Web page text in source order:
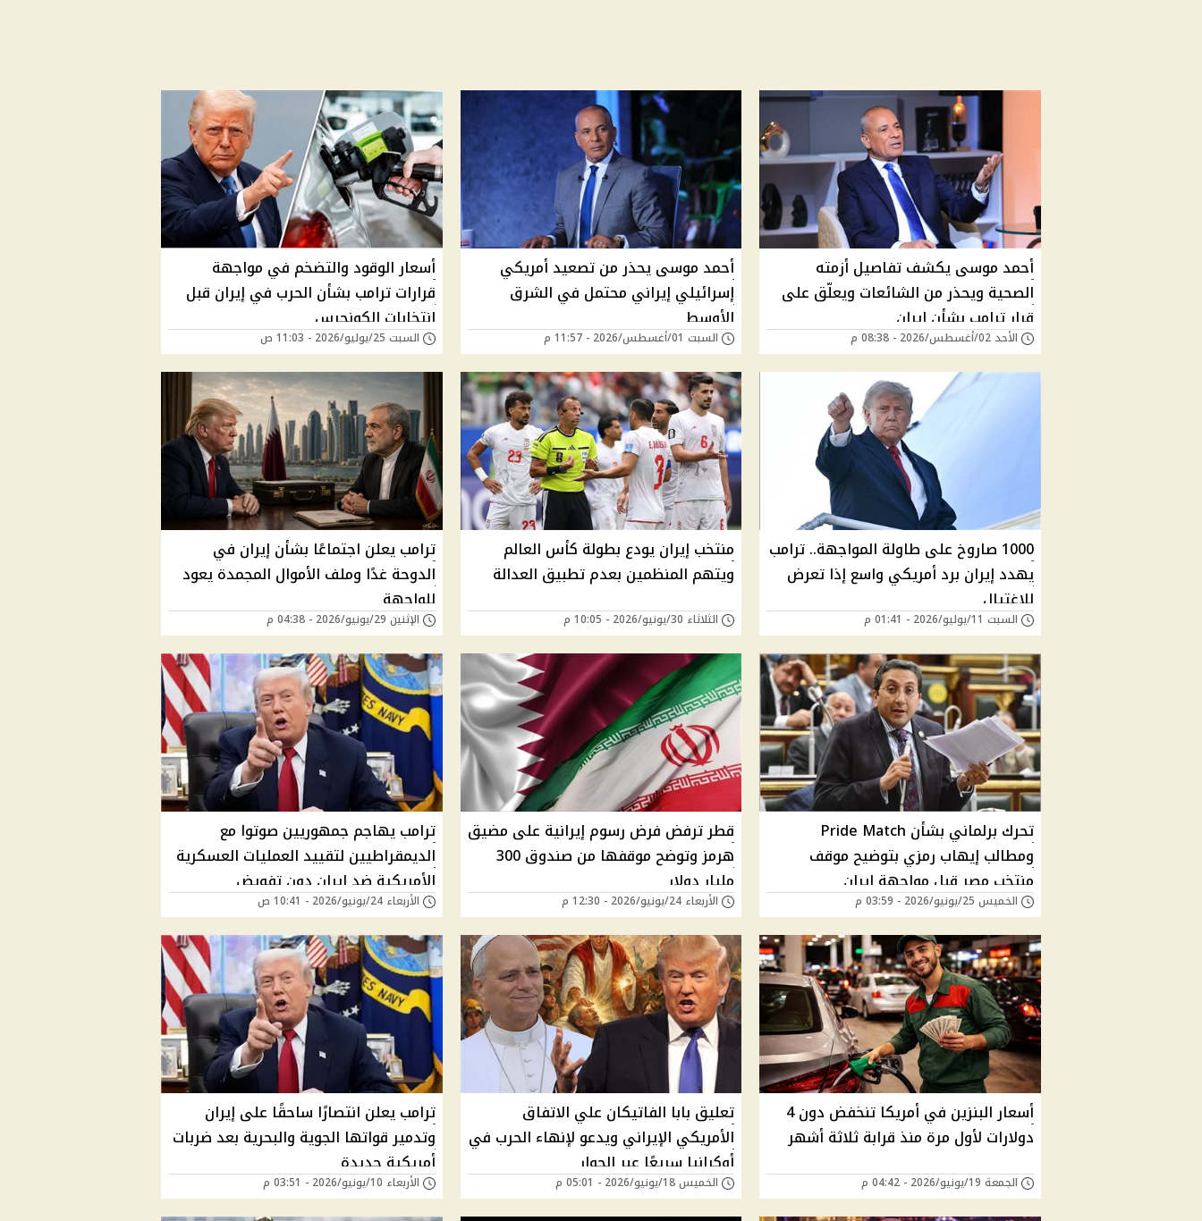
أحمد موسى يكشف تفاصيل أزمته
الصحية ويحذر من الشائعات ويعلّق على
قرار ترامب بشأن إيران
الأحد 02/أغسطس/2026 - 08:38 م
أحمد موسى يحذر من تصعيد أمريكي
إسرائيلي إيراني محتمل في الشرق
الأوسط
السبت 01/أغسطس/2026 - 11:57 م
أسعار الوقود والتضخم في مواجهة
قرارات ترامب بشأن الحرب في إيران قبل
انتخابات الكونجرس
السبت 25/يوليو/2026 - 11:03 ص
1000 صاروخ على طاولة المواجهة.. ترامب
يهدد إيران برد أمريكي واسع إذا تعرض
للاغتيال
السبت 11/يوليو/2026 - 01:41 م
منتخب إيران يودع بطولة كأس العالم
ويتهم المنظمين بعدم تطبيق العدالة
الثلاثاء 30/يونيو/2026 - 10:05 م
ترامب يعلن اجتماعًا بشأن إيران في
الدوحة غدًا وملف الأموال المجمدة يعود
للواجهة
الإثنين 29/يونيو/2026 - 04:38 م
تحرك برلماني بشأن Pride Match
ومطالب إيهاب رمزي بتوضيح موقف
منتخب مصر قبل مواجهة إيران
الخميس 25/يونيو/2026 - 03:59 م
قطر ترفض فرض رسوم إيرانية على مضيق
هرمز وتوضح موقفها من صندوق 300
مليار دولار
الأربعاء 24/يونيو/2026 - 12:30 م
ترامب يهاجم جمهوريين صوتوا مع
الديمقراطيين لتقييد العمليات العسكرية
الأمريكية ضد إيران دون تفويض
الكونجرس
الأربعاء 24/يونيو/2026 - 10:41 ص
أسعار البنزين في أمريكا تنخفض دون 4
دولارات لأول مرة منذ قرابة ثلاثة أشهر
الجمعة 19/يونيو/2026 - 04:42 م
تعليق بابا الفاتيكان علي الاتفاق
الأمريكي الإيراني ويدعو لإنهاء الحرب في
أوكرانيا سريعًا عبر الحوار
الخميس 18/يونيو/2026 - 05:01 م
ترامب يعلن انتصارًا ساحقًا على إيران
وتدمير قواتها الجوية والبحرية بعد ضربات
أمريكية جديدة
الأربعاء 10/يونيو/2026 - 03:51 م